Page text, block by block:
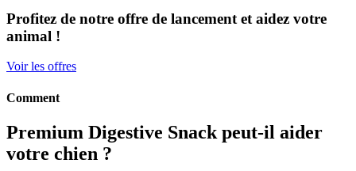
Profitez de notre offre de lancement et aidez votre
animal !
Voir les offres
Comment
Premium Digestive Snack peut-il aider
votre chien ?